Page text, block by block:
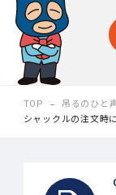
TOP
吊るのひと
シャックルの注文時